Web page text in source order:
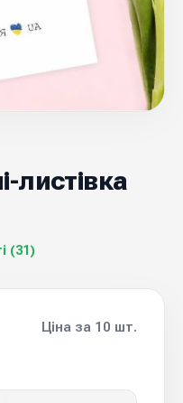
листівка
(31)
Ціна за 10 шт.